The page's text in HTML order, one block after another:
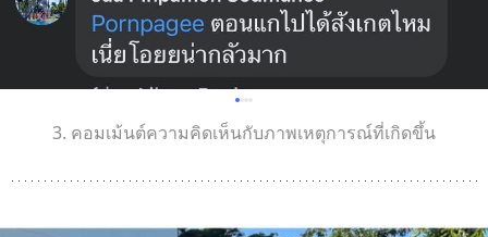
3. คอมเม้นต์ความคิดเห็นกับภาพเหตุการณ์ที่เกิดขึ้น